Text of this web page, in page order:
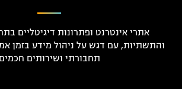
אתרי אינטרנט ופתרונות דיגיטליים
והתשתיות, עם דגש על ניהול מידע בזמן
תחבורתי ושירותים חכמים